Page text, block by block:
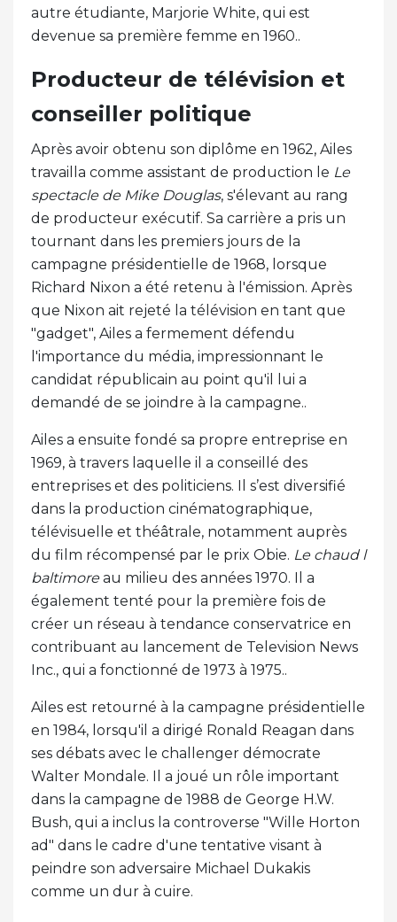
autre étudiante, Marjorie White, qui est
devenue sa première femme en 1960..
Producteur de télévision et
conseiller politique
Après avoir obtenu son diplôme en 1962, Ailes
travailla comme assistant de production le Le
spectacle de Mike Douglas, s'élevant au rang
de producteur exécutif. Sa carrière a pris un
tournant dans les premiers jours de la
campagne présidentielle de 1968, lorsque
Richard Nixon a été retenu à l'émission. Après
que Nixon ait rejeté la télévision en tant que
"gadget", Ailes a fermement défendu
l'importance du média, impressionnant le
candidat républicain au point qu'il lui a
demandé de se joindre à la campagne..
Ailes a ensuite fondé sa propre entreprise en
1969, à travers laquelle il a conseillé des
entreprises et des politiciens. Il s’est diversifié
dans la production cinématographique,
télévisuelle et théâtrale, notamment auprès
du film récompensé par le prix Obie. Le chaud l
baltimoreau milieu des années 1970. Il a
également tenté pour la première fois de
créer un réseau à tendance conservatrice en
contribuant au lancement de Television News
Inc., qui a fonctionné de 1973 à 1975..
Ailes est retourné à la campagne présidentielle
en 1984, lorsqu'il a dirigé Ronald Reagan dans
ses débats avec le challenger démocrate
Walter Mondale. Il a joué un rôle important
dans la campagne de 1988 de George H.W.
Bush, qui a inclus la controverse "Wille Horton
ad" dans le cadre d'une tentative visant à
peindre son adversaire Michael Dukakis
comme un dur à cuire.